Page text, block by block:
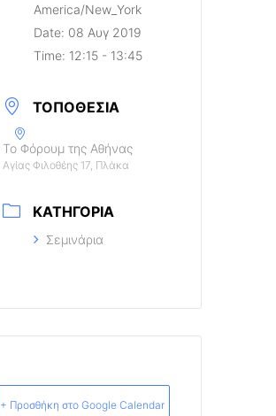
America/New_York
Date: 08 Αυγ 2019
Time: 12:15 - 13:45
ΤΟΠΟΘΕΣΊΑ
Το Φόρουμ της Αθήνας
Αγίας Φιλοθέης 17, Πλάκα
ΚΑΤΗΓΟΡΊΑ
Σεμινάρια
+ Προσθήκη στο Google Calendar